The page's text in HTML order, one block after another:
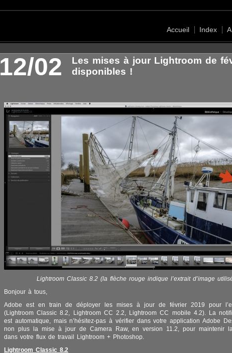
Accueil Index
12/02
Les mises à jour Lightroom de
disponibles !
Lightroom Classic 8.2 (la flèche rouge indique l’extrait d’image
Bonjour à tous,
Adobe est en train de déployer les mises à jour de février 2019 pour
(Lightroom Classic 8.2, Lightroom CC 2.2, Lightroom CC mobile 4.2). La
est automatique, mais n’hésitez-pas à vérifier dans votre application Adobe
non plus la mise à jour de Camera Raw, en version 11.2, pour maintenir
dans votre flux de travail Lightroom + Photoshop.
Lightroom Classic 8.2